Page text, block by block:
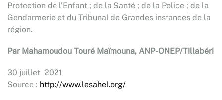
Protection de l’Enfant ; de la Santé ; de la Police ; de la
Gendarmerie et du Tribunal de Grandes instances de la
région.
Par Mahamoudou Touré Maïmouna, ANP-ONEP/Tillabéri
30 juillet 2021
Source : http://www.lesahel.org/